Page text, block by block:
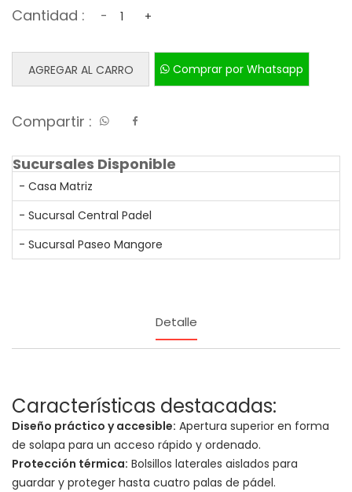
Cantidad : - +
AGREGAR AL CARRO Comprar por Whatsapp
Compartir :
Sucursales Disponible
- Casa Matriz
- Sucursal Central Padel
- Sucursal Paseo Mangore
Detalle
Características destacadas:
Diseño práctico y accesible: Apertura superior en forma
de solapa para un acceso rápido y ordenado.
Protección térmica: Bolsillos laterales aislados para
guardar y proteger hasta cuatro palas de pádel.